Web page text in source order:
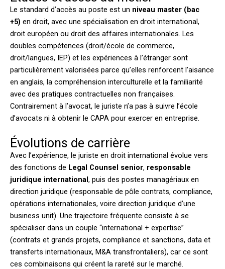
Le standard d’accès au poste est un niveau master (bac
+5) en droit, avec une spécialisation en droit international,
droit européen ou droit des affaires internationales. Les
doubles compétences (droit/école de commerce,
droit/langues, IEP) et les expériences à l’étranger sont
particulièrement valorisées parce qu’elles renforcent l’aisance
en anglais, la compréhension interculturelle et la familiarité
avec des pratiques contractuelles non françaises.
Contrairement à l’avocat, le juriste n’a pas à suivre l’école
d’avocats ni à obtenir le CAPA pour exercer en entreprise.
Évolutions de carrière
Avec l’expérience, le juriste en droit international évolue vers
des fonctions de Legal Counsel senior, responsable
juridique international, puis des postes managériaux en
direction juridique (responsable de pôle contrats, compliance,
opérations internationales, voire direction juridique d’une
business unit). Une trajectoire fréquente consiste à se
spécialiser dans un couple “international + expertise”
(contrats et grands projets, compliance et sanctions, data et
transferts internationaux, M&A transfrontaliers), car ce sont
ces combinaisons qui créent la rareté sur le marché.